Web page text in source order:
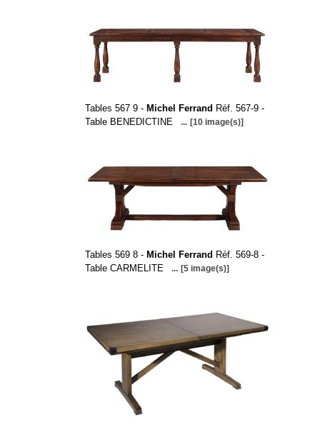
Tables 567 9 - Michel Ferrand Réf. 567-9 -
Table BENEDICTINE
... [10 image(s)]
Tables 569 8 - Michel Ferrand Réf. 569-8 -
Table CARMELITE
... [5 image(s)]